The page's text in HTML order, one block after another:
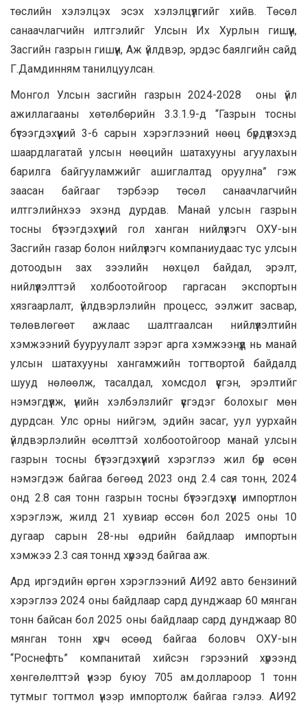
төслийн хэлэлцэх эсэх хэлэлцүүлгийг хийв. Төсөл
санаачлагчийн илтгэлийг Улсын Их Хурлын гишүүн,
Засгийн газрын гишүүн, Аж үйлдвэр, эрдэс баялгийн сайд
Г.Дамдинням танилцуулсан.
Монгол Улсын засгийн газрын 2024-2028 оны үйл
ажиллагааны хөтөлбөрийн 3.3.1.9-д “Газрын тосны
бүтээгдэхүүний 3-6 сарын хэрэглээний нөөц бүрдүүлэхэд
шаардлагатай улсын нөөцийн шатахууны агуулахын
барилга байгууламжийг ашиглалтад оруулна” гэж
заасан байгааг тэрбээр төсөл санаачлагчийн
илтгэлийнхээ эхэнд дурдав. Манай улсын газрын
тосны бүтээгдэхүүний гол ханган нийлүүлэгч ОХУ-ын
Засгийн газар болон нийлүүлэгч компаниудаас тус улсын
дотоодын зах зээлийн нөхцөл байдал, эрэлт,
нийлүүлэлттэй холбоотойгоор гаргасан экспортын
хязгаарлалт, үйлдвэрлэлийн процесс, ээлжит засвар,
төлөвлөгөөт ажлаас шалтгаалсан нийлүүлэлтийн
хэмжээний бууруулалт зэрэг арга хэмжээнүүд нь манай
улсын шатахууны хангамжийн тогтвортой байдалд
шууд нөлөөлж, тасалдал, хомсдол үүсгэн, эрэлтийг
нэмэгдүүлж, үнийн хэлбэлзлийг үүсгэдэг болохыг мөн
дурдсан. Улс орны нийгэм, эдийн засаг, уул уурхайн
үйлдвэрлэлийн өсөлттэй холбоотойгоор манай улсын
газрын тосны бүтээгдэхүүний хэрэглээ жил бүр өсөн
нэмэгдэж байгаа бөгөөд 2023 онд 2.4 сая тонн, 2024
онд 2.8 сая тонн газрын тосны бүтээгдэхүүн импортлон
хэрэглэж, жилд 21 хувиар өссөн бол 2025 оны 10
дугаар сарын 28-ны өдрийн байдлаар импортын
хэмжээ 2.3 сая тоннд хүрээд байгаа аж.
Ард иргэдийн өргөн хэрэглээний АИ92 авто бензиний
хэрэглээ 2024 оны байдлаар сард дунджаар 60 мянган
тонн байсан бол 2025 оны байдлаар сард дунджаар 80
мянган тонн хүрч өсөөд байгаа боловч ОХУ-ын
“Роснефть” компанитай хийсэн гэрээний хүрээнд
хөнгөлөлттэй үнээр буюу 705 ам.доллароор 1 тонн
тутмыг тогтмол үнээр импортолж байгаа гэлээ. АИ92